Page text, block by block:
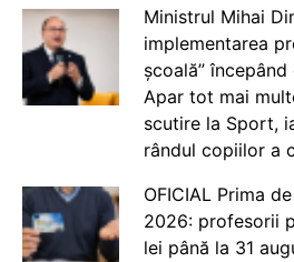
Ministrul Mihai
implementarea
școală”
Apar tot mai
scutire la Sport,
rândul copiilor a
OFICIAL Prima
2026: profesorii
lei până la 31